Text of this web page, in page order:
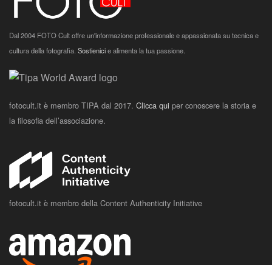
Dal 2004 FOTO Cult offre un'informazione professionale e appassionata su tecnica e
cultura della fotografia. Sostienicie alimenta la tua passione.
fotocult.it è membro TIPA dal 2017. Clicca qui per conoscere la storia e
la filosofia dell’associazione.
fotocult.it è membro della Content Authenticity Initiative